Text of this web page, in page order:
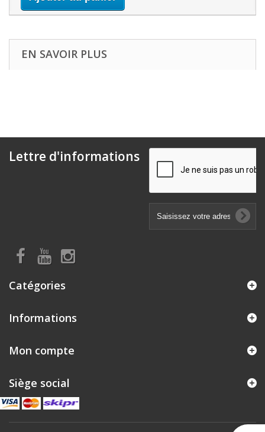
EN SAVOIR PLUS
Lettre d'informations
Catégories
Informations
Mon compte
Siège social